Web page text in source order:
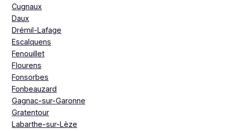
Cugnaux
Daux
Drémil-Lafage
Escalquens
Fenouillet
Flourens
Fonsorbes
Fonbeauzard
Gagnac-sur-Garonne
Gratentour
Labarthe-sur-Lèze